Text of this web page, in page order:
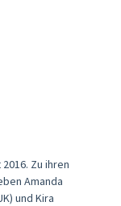
Zu ihren
Amanda
und Kira